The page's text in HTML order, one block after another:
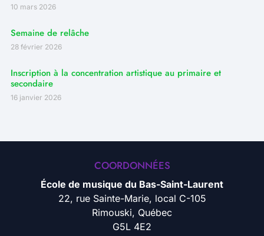
10 mars 2026
Semaine de relâche
28 février 2026
Inscription à la concentration artistique au primaire et
secondaire
16 janvier 2026
COORDONNÉES
École de musique du Bas-Saint-Laurent
22, rue Sainte-Marie, local C-105
Rimouski, Québec
G5L 4E2